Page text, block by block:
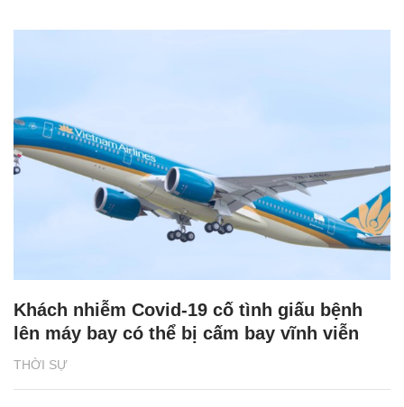
THỜI SỰ
Khách nhiễm Covid-19 cố tình giấu bệnh
lên máy bay có thể bị cấm bay vĩnh viễn